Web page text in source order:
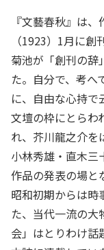
『文藝春秋』は
（1923）1月に創
菊池が「創刊の辞
た。自分で、考へ
に、自由な心持で
文壇の枠にとらわ
れ、芥川龍之介を
小林秀雄・直木三
作品の発表の場と
昭和初期からは時
た、当代一流の
会」はとりわけ話